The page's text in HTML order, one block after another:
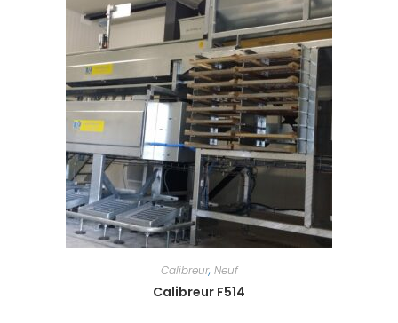
Calibreur, Neuf
Calibreur F514